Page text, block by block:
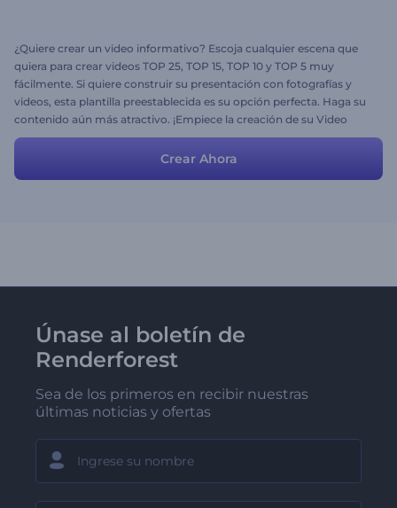
¿Quiere crear un video informativo? Escoja cualquier escena que
quiera para crear videos TOP 25, TOP 15, TOP 10 y TOP 5 muy
fácilmente. Si quiere construir su presentación con fotografías y
videos, esta plantilla preestablecida es su opción perfecta. Haga su
contenido aún más atractivo. ¡Empiece la creación de su Video
Regresivo ahora mismo!
Crear Ahora
Únase al boletín de
Renderforest
Sea de los primeros en recibir nuestras
últimas noticias y ofertas